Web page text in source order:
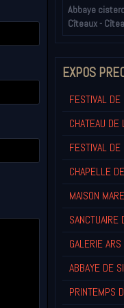
Abbaye
Cîteaux -
EXPOS
FESTIVAL DE
CHATEAU DE
FESTIVAL
CHAPELLE
MAISON
SANCTUAIRE
GALERIE
ABBAYE DE
PRINTEMPS